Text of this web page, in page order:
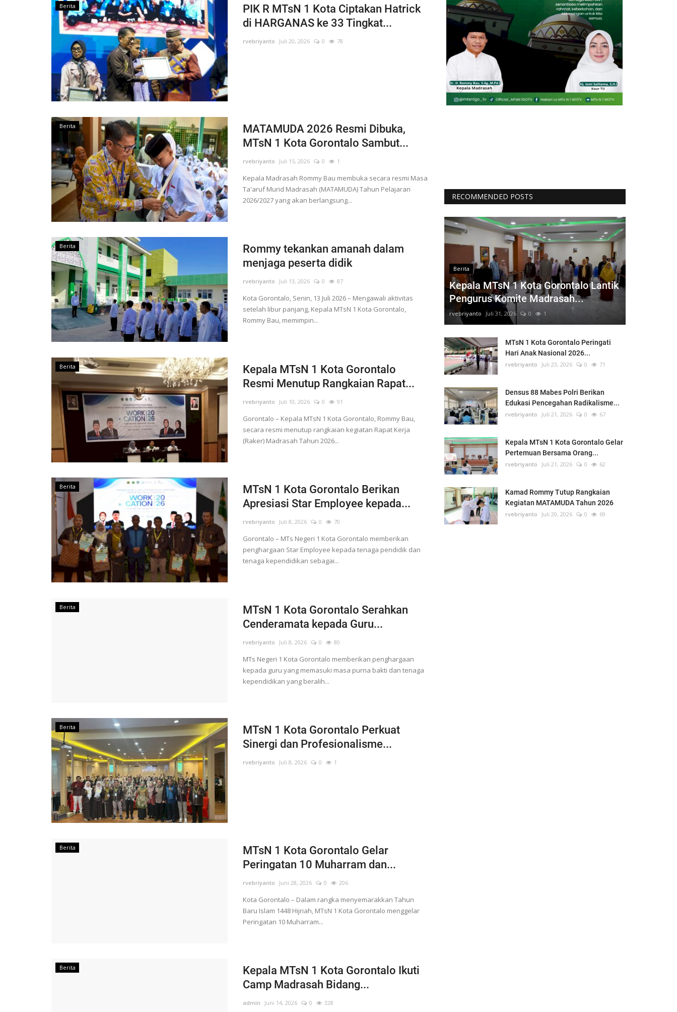
Berita
PIK R MTsN 1 Kota Ciptakan Hatrick
di HARGANAS ke 33 Tingkat...
rvebriyanto Juli 20, 2026 0 78
Berita
MATAMUDA 2026 Resmi Dibuka,
MTsN 1 Kota Gorontalo Sambut...
rvebriyanto Juli 15, 2026 0 1
Kepala Madrasah Rommy Bau membuka secara resmi Masa
Ta'aruf Murid Madrasah (MATAMUDA) Tahun Pelajaran
2026/2027 yang akan berlangsung...
Berita
Rommy tekankan amanah dalam
menjaga peserta didik
rvebriyanto Juli 13, 2026 0 87
Kota Gorontalo, Senin, 13 Juli 2026 – Mengawali aktivitas
setelah libur panjang, Kepala MTsN 1 Kota Gorontalo,
Rommy Bau, memimpin...
Berita
Kepala MTsN 1 Kota Gorontalo
Resmi Menutup Rangkaian Rapat...
rvebriyanto Juli 10, 2026 0 91
Gorontalo – Kepala MTsN 1 Kota Gorontalo, Rommy Bau,
secara resmi menutup rangkaian kegiatan Rapat Kerja
(Raker) Madrasah Tahun 2026...
Berita
MTsN 1 Kota Gorontalo Berikan
Apresiasi Star Employee kepada...
rvebriyanto Juli 8, 2026 0 70
Gorontalo – MTs Negeri 1 Kota Gorontalo memberikan
penghargaan Star Employee kepada tenaga pendidik dan
tenaga kependidikan sebagai...
Berita
MTsN 1 Kota Gorontalo Serahkan
Cenderamata kepada Guru...
rvebriyanto Juli 8, 2026 0 80
MTs Negeri 1 Kota Gorontalo memberikan penghargaan
kepada guru yang memasuki masa purna bakti dan tenaga
kependidikan yang beralih...
Berita
MTsN 1 Kota Gorontalo Perkuat
Sinergi dan Profesionalisme...
rvebriyanto Juli 8, 2026 0 1
Berita
MTsN 1 Kota Gorontalo Gelar
Peringatan 10 Muharram dan...
rvebriyanto Juni 28, 2026 0 206
Kota Gorontalo – Dalam rangka menyemarakkan Tahun
Baru Islam 1448 Hijriah, MTsN 1 Kota Gorontalo menggelar
Peringatan 10 Muharram...
Berita
Kepala MTsN 1 Kota Gorontalo Ikuti
Camp Madrasah Bidang...
admin Juni 14, 2026 0 328
RECOMMENDED POSTS
Berita
Kepala MTsN 1 Kota Gorontalo Lantik
Pengurus Komite Madrasah...
rvebriyanto Juli 31, 2026 0 1
MTsN 1 Kota Gorontalo Peringati
Hari Anak Nasional 2026...
rvebriyanto Juli 23, 2026 0 71
Densus 88 Mabes Polri Berikan
Edukasi Pencegahan Radikalisme...
rvebriyanto Juli 21, 2026 0 67
Kepala MTsN 1 Kota Gorontalo Gelar
Pertemuan Bersama Orang...
rvebriyanto Juli 21, 2026 0 62
Kamad Rommy Tutup Rangkaian
Kegiatan MATAMUDA Tahun 2026
rvebriyanto Juli 20, 2026 0 69